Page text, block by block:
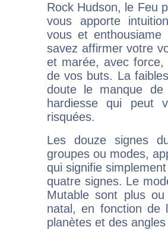
Rock Hudson, le Feu
vous apporte
vous et
savez affirmer votre
et marée, avec
de vos buts. La
doute le manque
hardiesse qui peut
risquées.
Les douze signes
groupes ou modes,
qui signifie
quatre signes. Le
Mutable sont plus
natal, en fonction de
planètes et des